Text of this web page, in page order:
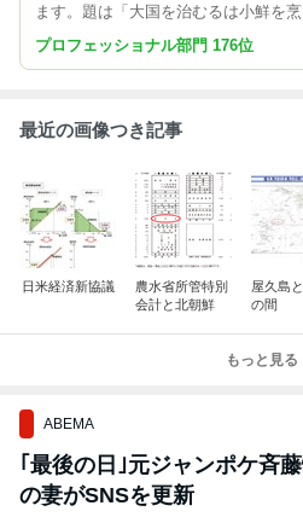
ます。題は「大国を治むるは小鮮を
プロフェッショナル部門 176位
最近の画像つき記事
日米経済新協議
農水省所管特別
会計と北朝鮮
屋久島
の間
もっと見る
ABEMA
｢最後の日｣元ジャンポケ斉
の妻がSNSを更新